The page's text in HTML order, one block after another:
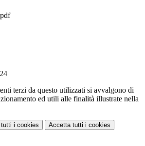
terzi da questo utilizzati si avvalgono di
ed utili alle finalità illustrate nella
tutti i cookies Accetta tutti i cookies